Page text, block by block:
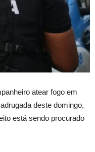
atear fogo em
deste domingo,
está sendo procurado